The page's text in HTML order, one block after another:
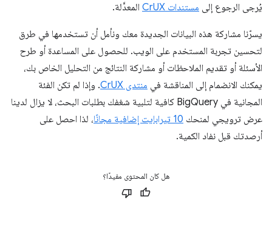
يُرجى الرجوع إلى مستندات CrUX المعدَّلة.
يسرّنا مشاركة هذه البيانات الجديدة معك ونأمل أن تستخدمها في طرق
لتحسين تجربة المستخدم على الويب. للحصول على المساعدة أو طرح
الأسئلة أو تقديم الملاحظات أو مشاركة النتائج من التحليل الخاص بك،
يمكنك الانضمام إلى المناقشة في منتدى CrUX
. وإذا لم تكن الفئة
المجانية في BigQuery كافية لتلبية شغفك بطلبات البحث، لا يزال لدينا
عرض ترويجي لمنحك 10 تيرابايت إضافية مجانًا
، لذا احصل على
أرصدتك قبل نفاد الكمية.
هل كان المحتوى مفيدًا؟